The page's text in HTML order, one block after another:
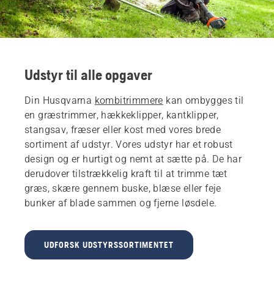
Udstyr til alle opgaver
Din Husqvarna kombitrimmere kan ombygges til
en græstrimmer, hækkeklipper, kantklipper,
stangsav, fræser eller kost med vores brede
sortiment af udstyr. Vores udstyr har et robust
design og er hurtigt og nemt at sætte på. De har
derudover tilstrækkelig kraft til at trimme tæt
græs, skære gennem buske, blæse eller feje
bunker af blade sammen og fjerne løsdele.
UDFORSK UDSTYRSSORTIMENTET